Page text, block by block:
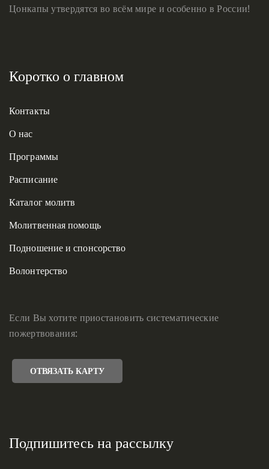
Цонкапы утвердятся во всём мире и особенно в России!
Коротко о главном
Контакты
О нас
Программы
Расписание
Каталог молитв
Молитвенная помощь
Подношение и спонсорство
Волонтерство
Если Вы хотите приостановить систематические
пожертвования:
ОТВЯЗАТЬ КАРТУ
Подпишитесь на рассылку